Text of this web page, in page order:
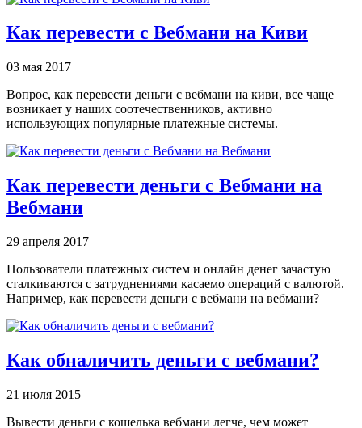
Как перевести с Вебмани на Киви
03 мая 2017
Вопрос, как перевести деньги с вебмани на киви, все чаще
возникает у наших соотечественников, активно
использующих популярные платежные системы.
Как перевести деньги с Вебмани на
Вебмани
29 апреля 2017
Пользователи платежных систем и онлайн денег зачастую
сталкиваются с затруднениями касаемо операций с валютой.
Например, как перевести деньги с вебмани на вебмани?
Как обналичить деньги с вебмани?
21 июля 2015
Вывести деньги с кошелька вебмани легче, чем может